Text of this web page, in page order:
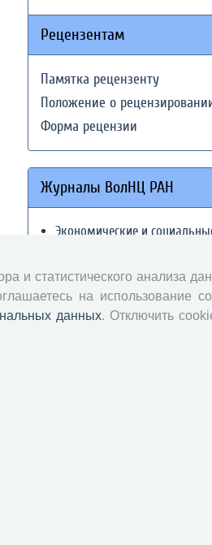
Рецензентам
Памятка рецензенту
Положение о
Форма рецензии
Журналы ВолНЦ РАН
Экономические и
Вопросы территориального
Социальное пространство
Юный экономист
и статистического анализа
на использование
данных. Отключить